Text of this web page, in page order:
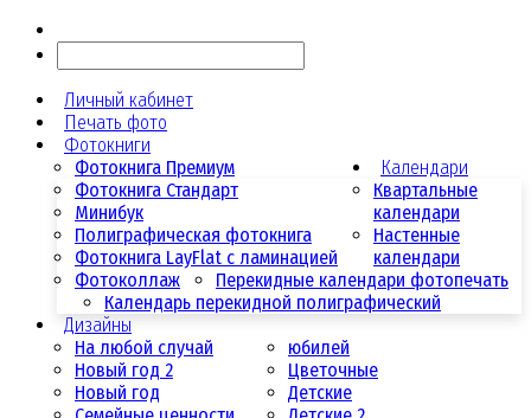
Личный кабинет
Печать фото
Фотокниги
Фотокнига Премиум
Фотокнига Стандарт
Минибук
Полиграфическая фотокнига
Фотокнига LayFlat с ламинацией
Фотоколлаж
Календари
Квартальные
календари
Настенные
календари
Перекидные календари фотопечать
Календарь перекидной полиграфический
Дизайны
На любой случай
Новый год 2
Новый год
юбилей
Цветочные
Детские